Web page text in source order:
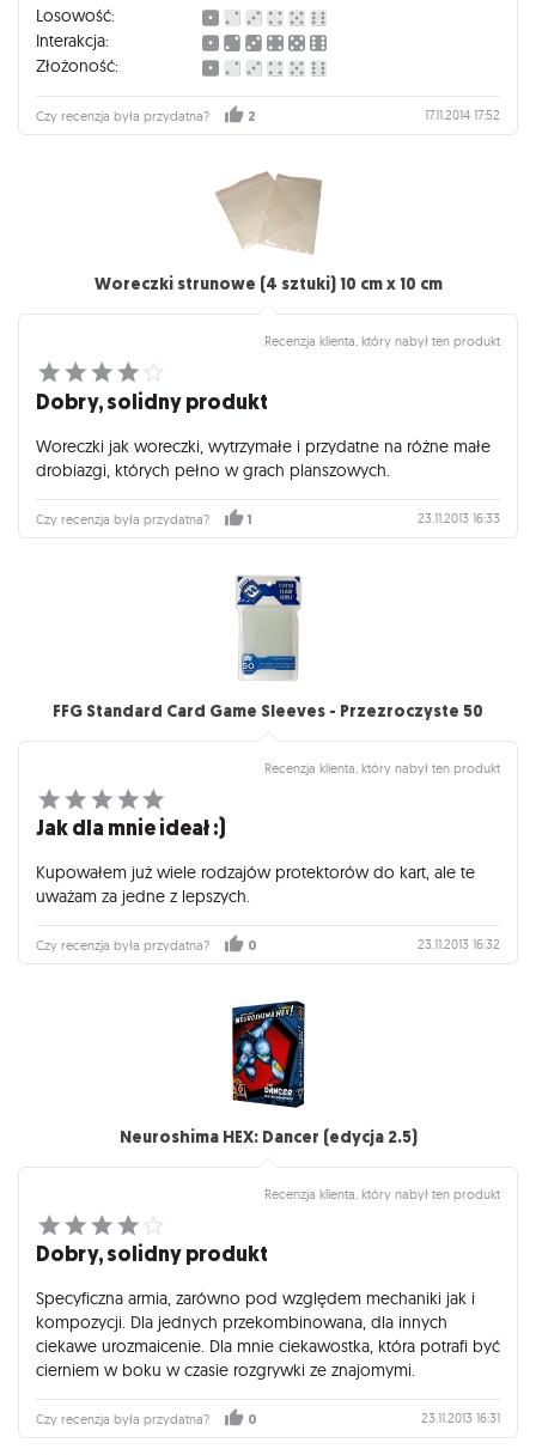
Losowość:
Interakcja:
Złożoność:
Czy recenzja była przydatna? 2 17.11.2014 17:52
Woreczki strunowe (4 sztuki) 10 cm x 10 cm
Recenzja klienta, który nabył ten produkt
Dobry, solidny produkt
Woreczki jak woreczki, wytrzymałe i przydatne na różne małe
drobiazgi, których pełno w grach planszowych.
Czy recenzja była przydatna? 1 23.11.2013 16:33
FFG Standard Card Game Sleeves - Przezroczyste 50
Recenzja klienta, który nabył ten produkt
Jak dla mnie ideał :)
Kupowałem już wiele rodzajów protektorów do kart, ale te
uważam za jedne z lepszych.
Czy recenzja była przydatna? 0 23.11.2013 16:32
Neuroshima HEX: Dancer (edycja 2.5)
Recenzja klienta, który nabył ten produkt
Dobry, solidny produkt
Specyficzna armia, zarówno pod względem mechaniki jak i
kompozycji. Dla jednych przekombinowana, dla innych
ciekawe urozmaicenie. Dla mnie ciekawostka, która potrafi być
cierniem w boku w czasie rozgrywki ze znajomymi.
Czy recenzja była przydatna? 0 23.11.2013 16:31